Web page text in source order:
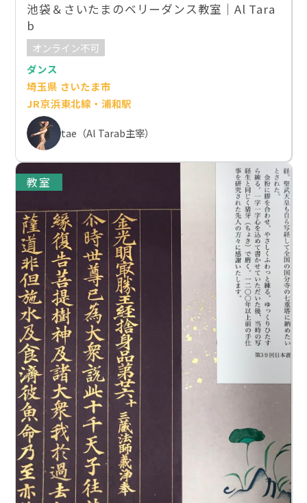
池袋＆さいたまのベリーダンス教室｜Al Tara
b
オンライン不可
ダンス
埼玉県 さいたま市
JR京浜東北線・浦和駅
tae（Al Tarab主宰）
教室